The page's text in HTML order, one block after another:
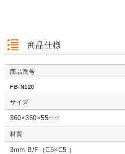
クッション封筒（ネ
コポス最大）※A4
不可
1枚 21.1円～
【広告入】宅配120
（高さ3段階変更可
クッション封筒（ネ
不可
1枚 21.1円～
クッション封筒（ネ
コポス最大）※A4
不可
1枚 21.1円～
イズ 段ボール箱
商品仕様
商品番号
FB-N120
サイズ
360×360×55mm
材質
3mm B/F（C5×C5 ）